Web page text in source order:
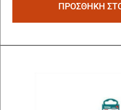
ΠΡΟΣΘΗΚΗ